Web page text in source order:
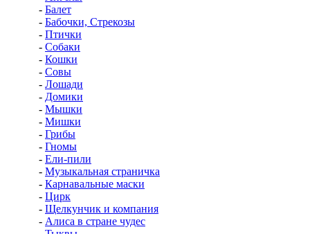
- Балет
- Бабочки, Стрекозы
- Птички
- Собаки
- Кошки
- Совы
- Лошади
- Домики
- Мышки
- Мишки
- Грибы
- Гномы
- Ели-пили
- Музыкальная страничка
- Карнавальные маски
- Цирк
- Щелкунчик и компания
- Алиса в стране чудес